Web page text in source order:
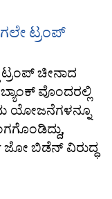
ಟ್ರಂಪ್
ಚೀನಾದ
ಬ್ಯಾಂಕ್ ವೊಂದರಲ್ಲಿ
ಯೋಜನೆಗಳನ್ನೂ
ಜೋ ಬಿಡೆನ್ ವಿರುದ್ಧ